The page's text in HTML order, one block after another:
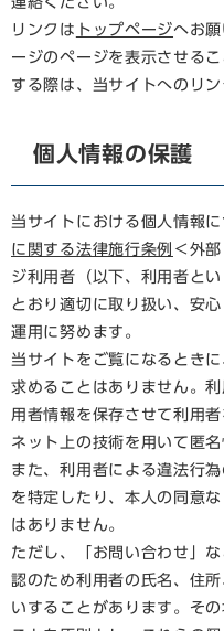
リンクは トップページへお
ージのページを表示させる
する際は、当サイトへのリ
個人情報の保護
当サイトにおける個人情報
に関する法律施行条例 ＜外
ジ利用者（以下、利用者と
とおり適切に取り扱い、安
運用に努めます。
当サイトをご覧になるとき
求めることはありません。
用者情報を保存させて利用
ネット上の技術を用いて匿
また、利用者による違法行
を特定したり、本人の同意
はありません。
ただし、「お問い合わせ」
認のため利用者の氏名、住
いすることがあります。そ